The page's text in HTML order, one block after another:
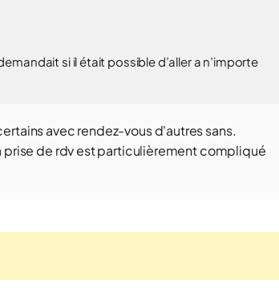
si il était possible d’aller a n’importe
avec rendez-vous d'autres sans.
prise de rdv est particulièrement compliqué